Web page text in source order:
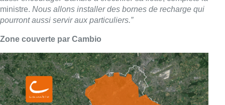
ministre. Nous allons installer des bornes de recharge qui
pourront aussi servir aux particuliers.”
Zone couverte par Cambio